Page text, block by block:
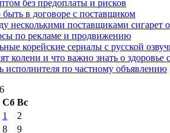
без предоплаты и рисков
в договоре с поставщиком
несколькими поставщиками сигарет
по рекламе и продвижению
корейские сериалы с русской
колени и что важно знать о здоровье
исполнителя по частному объявлению
Сб Вс
1
2
8 9